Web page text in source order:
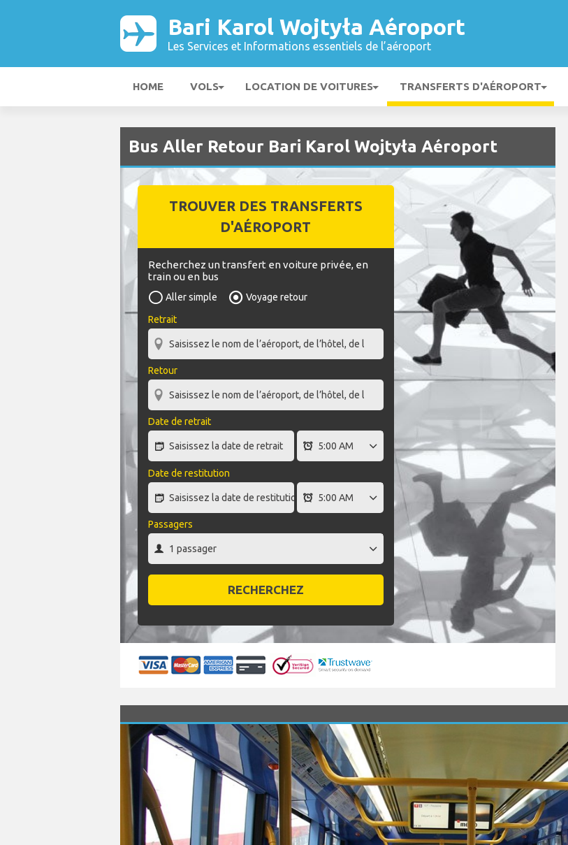
Bari Karol Wojtyła Aéroport
Les Services et Informations essentiels de l’aéroport
HOME VOLS LOCATION DE VOITURES TRANSFERTS D'AÉROPORT
Bus Aller Retour Bari Karol Wojtyła Aéroport
TROUVER DES TRANSFERTS
D'AÉROPORT
Recherchez un transfert en voiture privée, en
train ou en bus
Aller simple
Voyage retour
Retrait
Retour
Date de retrait
Date de restitution
Passagers
RECHERCHEZ